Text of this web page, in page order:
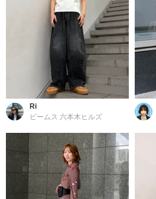
Ri
ビームス 六本木ヒルズ